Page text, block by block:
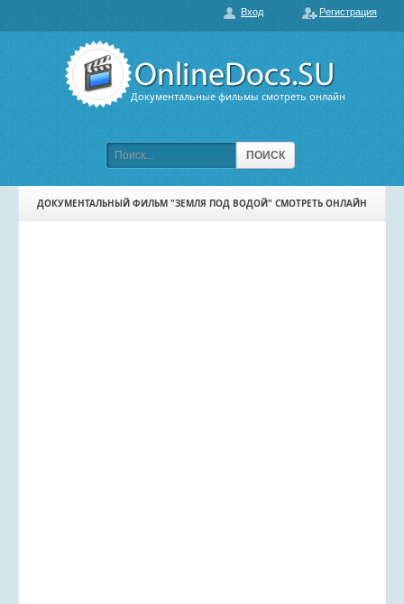
Документальные фильмы смотреть онлайн
ПОИСК
О нас
Вход Регистрация
ПОПУЛЯРНЫЕ
ПОДБОРКИ ФИЛЬМОВ
ДОКУМЕНТАЛЬНЫЙ ФИЛЬМ "ЗЕМЛЯ ПОД ВОДОЙ" СМОТРЕТЬ ОНЛАЙН